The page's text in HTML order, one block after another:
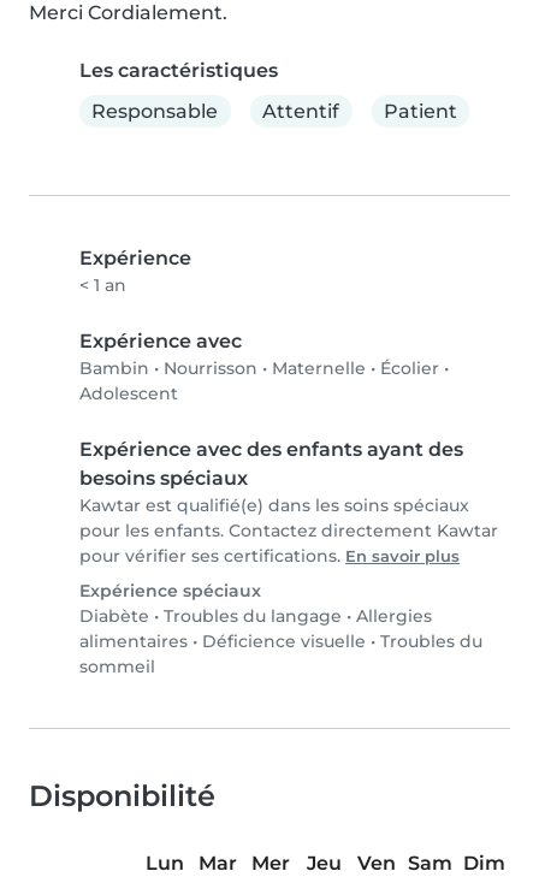
Merci Cordialement.
Les caractéristiques
Responsable
Attentif Patient
Expérience
< 1 an
Expérience avec
Bambin • Nourrisson • Maternelle • Écolier •
Adolescent
Expérience avec des enfants ayant des
besoins spéciaux
Kawtar est qualifié(e) dans les soins spéciaux
pour les enfants. Contactez directement Kawtar
pour vérifier ses certifications. En savoir plus
Expérience spéciaux
Diabète • Troubles du langage • Allergies
alimentaires • Déficience visuelle • Troubles du
sommeil
Disponibilité
Lun Mar Mer Jeu Ven Sam Dim